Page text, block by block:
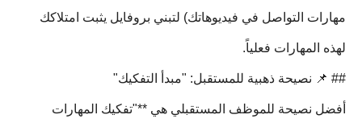
مهارات التواصل في فيديوهاتك) لتبني بروفايل يثبت امتلاكك
لهذه المهارات فعلياً.
## 📌 نصيحة ذهبية للمستقبل: "مبدأ التفكيك"
أفضل نصيحة للموظف المستقبلي هي **"تفكيك المهارات